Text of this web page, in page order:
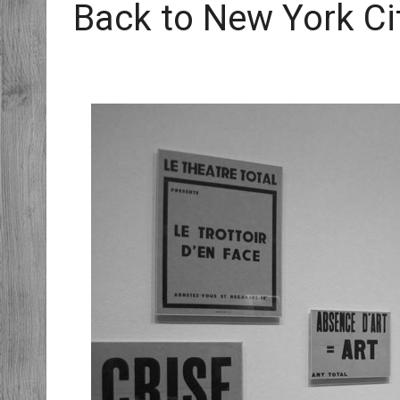
Back to New York